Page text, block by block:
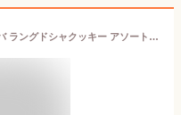
送料無料贈り物におすすめ ゴディバ ラングドシャクッキー アソートメント ギフト 贈り物 出産祝・誕生日・入園・御祝・結婚祝【入学 お返し】【母の日 父の日】 (52枚入)（205237）